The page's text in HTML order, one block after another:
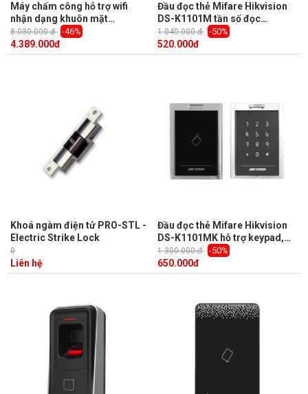
Máy chấm công hỗ trợ wifi
nhận dạng khuôn mặt
Hikvision DS-K1T341CMFW
kiểm soát vào ra, đàm thoại 2
chiều, màn hình 4.3inch
8.030.000 đ -46%
4.389.000đ
Đầu đọc thẻ Mifare Hikvision
DS-K1101M tần số đọc
13.56MHz, khoảng cách nhận
thẻ 30 đến 50mm
1.040.000 đ -50%
520.000đ
Khoá ngàm điện tử PRO-STL -
Electric Strike Lock
0
Liên hệ
Đầu đọc thẻ Mifare Hikvision
DS-K1101MK hỗ trợ keypad,
tần số đọc 13,56MHz
1.300.000 đ -50%
650.000đ